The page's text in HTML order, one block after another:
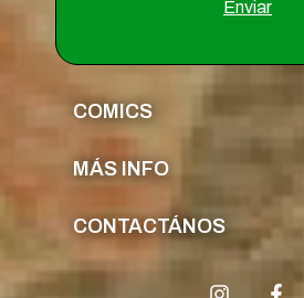
COMICS
MÁS INFO
CONTACTÁNOS